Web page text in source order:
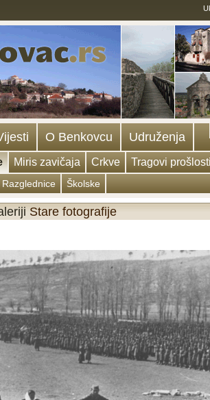
O Benkovcu Udruženja
Miris zavičaja Crkve Tragovi
Razglednice Školske
Stare fotografije